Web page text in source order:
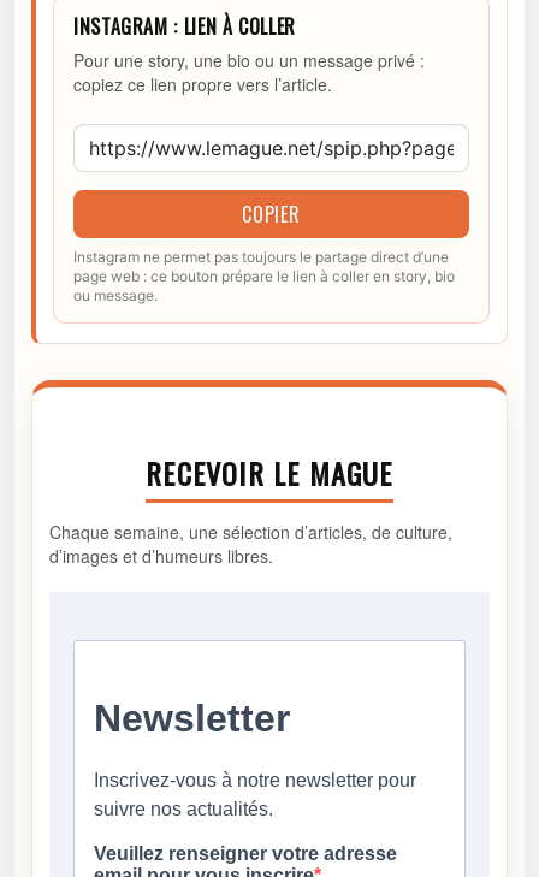
INSTAGRAM : LIEN À COLLER
Pour une story, une bio ou un message privé :
copiez ce lien propre vers l’article.
COPIER
Instagram ne permet pas toujours le partage direct d’une
page web : ce bouton prépare le lien à coller en story, bio
ou message.
RECEVOIR LE MAGUE
Chaque semaine, une sélection d’articles, de culture,
d’images et d’humeurs libres.